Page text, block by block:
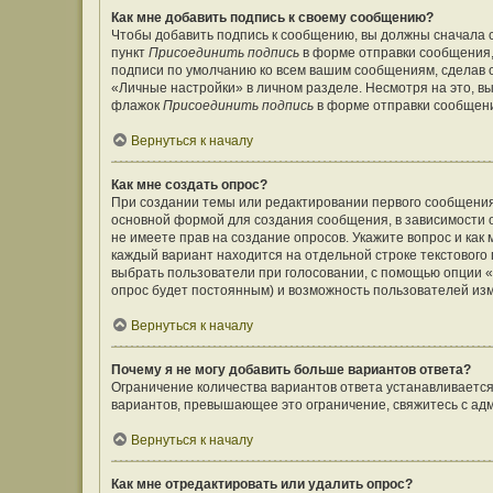
Как мне добавить подпись к своему сообщению?
Чтобы добавить подпись к сообщению, вы должны сначала
пункт Присоединить подпись в форме отправки
подписи по умолчанию ко всем вашим сообщениям,
«Личные настройки» в личном разделе. Несмотря на это,
флажок Присоединить подпись в форме отправки
Вернуться к началу
Как мне создать опрос?
При создании темы или редактировании первого
основной формой для создания сообщения, в зависимости
не имеете прав на создание опросов. Укажите вопрос и
каждый вариант находится на отдельной строке
выбрать пользователи при голосовании, с помощью опции
опрос будет постоянным) и возможность пользователей
Вернуться к началу
Почему я не могу добавить больше вариантов ответа?
Ограничение количества вариантов ответа
вариантов, превышающее это ограничение, свяжитесь с
Вернуться к началу
Как мне отредактировать или удалить опрос?